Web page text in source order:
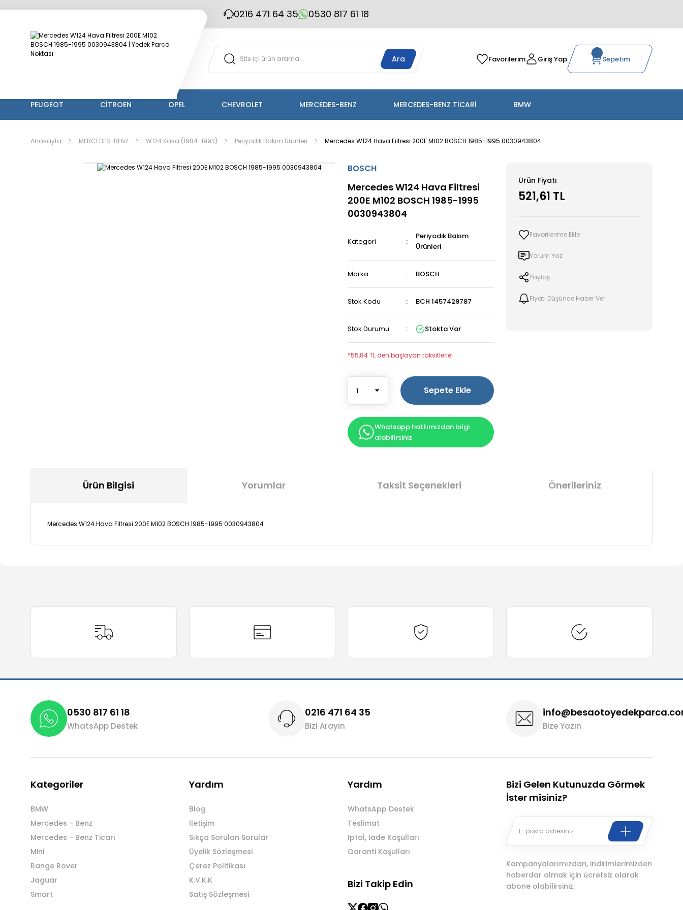
0216 471 64 35 0530 817 61 18
Ara Favorilerim Giriş Yap Sepetim
PEUGEOT CİTROEN OPEL CHEVROLET MERCEDES-BENZ MERCEDES-BENZ TİCARİ BMW
Anasayfa MERCEDES-BENZ W124 Kasa (1984-1993) Periyodik Bakım Ürünleri Mercedes W124 Hava Filtresi 200E M102 BOSCH 1985-1995 0030943804
BOSCH
Mercedes W124 Hava Filtresi
200E M102 BOSCH 1985-1995
0030943804
Kategori
Periyodik Bakım
Ürünleri
Marka BOSCH
Stok Kodu BCH 1457429787
Stok Durumu Stokta Var
*55,84 TL den başlayan taksitlerle!
Sepete Ekle
Whatsapp hattımızdan bilgi
alabilirsiniz
Ürün Fiyatı
521,61 TL
Yorum Yaz
Paylaş
Fiyatı Düşünce Haber Ver
Ürün Bilgisi Yorumlar Taksit Seçenekleri Önerileriniz
Mercedes W124 Hava Filtresi 200E M102 BOSCH 1985-1995 0030943804
Ürün bilgilerinde hatalar bulunuyor.
Bu ürüne benzer farklı alternatifler olmalı.
Gönder
0530 817 61 18
WhatsApp Destek
0216 471 64 35
Bizi Arayın Bize Yazın
Kategoriler
BMW
Mercedes - Benz
Mercedes - Benz Ticari
Mini
Range Rover
Jaguar
Smart
Yardım
Blog
İletişim
Sıkça Sorulan Sorular
Üyelik Sözleşmesi
Çerez Politikası
K.V.K.K
Satış Sözleşmesi
Yardım
WhatsApp Destek
Teslimat
İptal, İade Koşulları
Garanti Koşulları
Bizi Takip Edin
Bizi Gelen Kutunuzda Görmek
İster misiniz?
Kampanyalarımızdan, indirimlerimizden
haberdar olmak için ücretsiz olarak
abone olabilirsiniz.